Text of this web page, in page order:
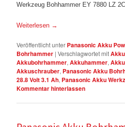
Werkzeug Bohhammer EY 7880 LZ
Weiterlesen →
Veröffentlicht unter Panasonic Akku
Bohrhammer |Verschlagwortet mit
Akkubohrhammer,Akkuhammer,
Akkuschrauber, Panasonic Akku
28.8 Volt 3.1 Ah, Panasonic Akku
Kommentar hinterlassen